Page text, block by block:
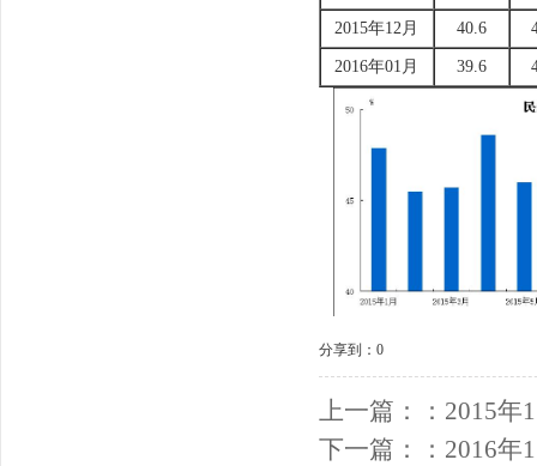
2015年12月 40.6
2016年01月 39.6
分享到： 0
上一篇：： 2015年
下一篇：： 2016年